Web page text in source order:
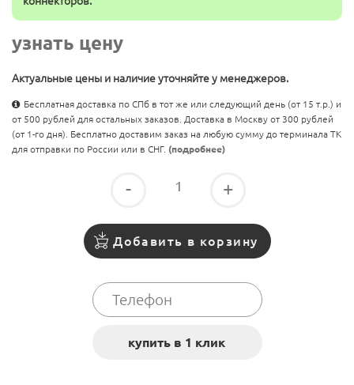
узнать цену
Актуальные цены и наличие уточняйте у менеджеров.
Бесплатная доставка по СПб в тот же или следующий день (от 15 т.р.) и
от 500 рублей для остальных заказов. Доставка в Москву от 300 рублей
(от 1-го дня). Бесплатно доставим заказ на любую сумму до терминала ТК
для отправки по России или в СНГ. (подробнее)
- +
Добавить в корзину